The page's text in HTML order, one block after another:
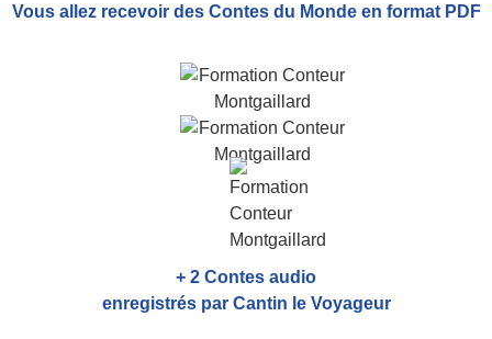
Vous allez recevoir des Contes du Monde en format PDF
+ 2 Contes audio
enregistrés par Cantin le Voyageur